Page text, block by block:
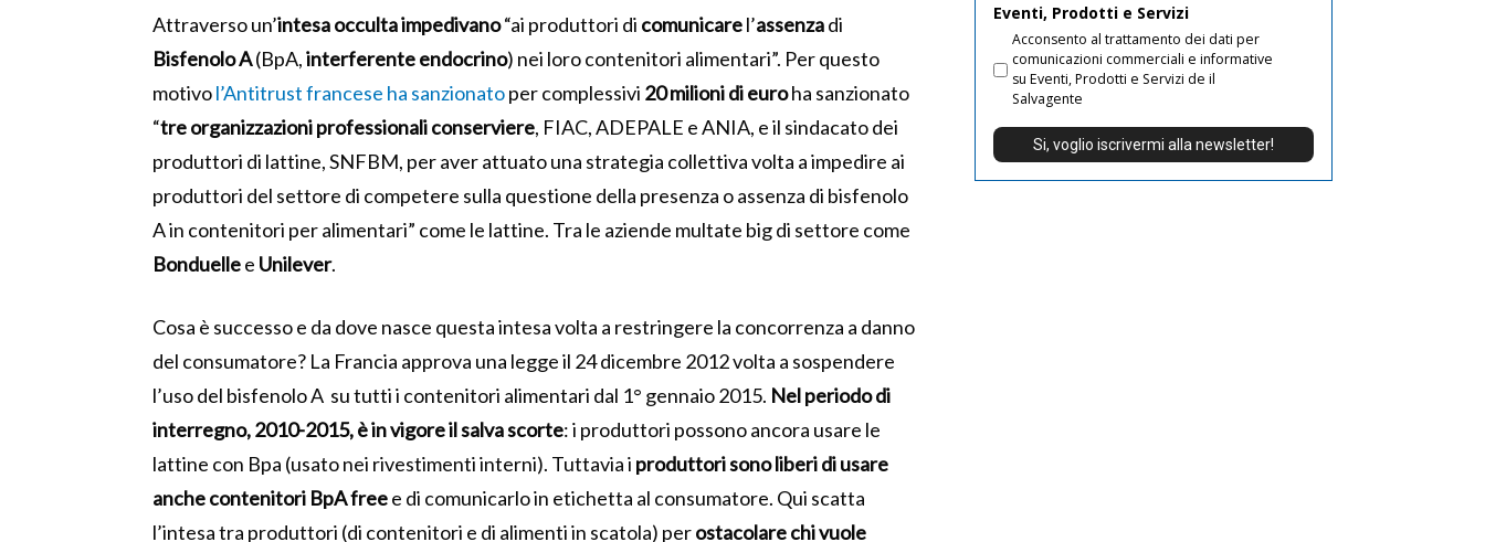
Attraverso un’intesaoccultaimpedivano“ai produttori di comunicarel’assenzadi
BisfenoloA(BpA,interferente endocrino) nei loro contenitori alimentari”. Per questo
motivol’Antitrust francese ha sanzionatoper complessivi 20 milioni di euroha sanzionato
“tre organizzazioni professionali conserviere, FIAC, ADEPALE e ANIA, e il sindacato dei
produttori di lattine, SNFBM, per aver attuato una strategia collettiva volta a impedire ai
produttori del settore di competere sulla questione della presenza o assenza di bisfenolo
A in contenitori per alimentari” come le lattine. Tra le aziende multate big di settore come
Bonduellee Unilever.
Cosa è successo e da dove nasce questa intesa volta a restringere la concorrenza a danno
del consumatore? La Francia approva una legge il 24 dicembre 2012 volta a sospendere
l’uso del bisfenolo A su tutti i contenitori alimentari dal 1° gennaio 2015. Nel periodo di
interregno, 2010-2015, è in vigore il salva scorte: i produttori possono ancora usare le
lattine con Bpa (usato nei rivestimenti interni). Tuttavia i produttori sono liberi di usare
anche contenitori BpA freee di comunicarlo in etichetta al consumatore. Qui scatta
l’intesa tra produttori (di contenitori e di alimenti in scatola) perostacolare chi vuole
Eventi, Prodotti e Servizi
Acconsento al trattamento dei dati per
comunicazioni commerciali e informative
su Eventi, Prodotti e Servizi de il
Salvagente